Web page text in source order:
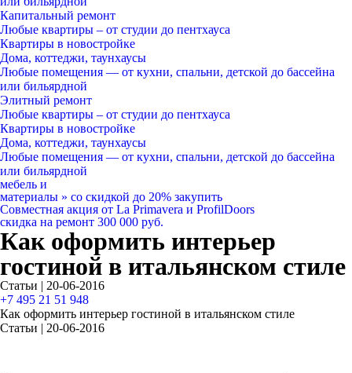
Капитальный ремонт
Любые квартиры – от студии до пентхауса
Квартиры в новостройке
Дома, коттеджи, таунхаусы
Любые помещения — от кухни, спальни, детской до бассейна
или бильярдной
Элитный ремонт
Любые квартиры – от студии до пентхауса
Квартиры в новостройке
Дома, коттеджи, таунхаусы
Любые помещения — от кухни, спальни, детской до бассейна
или бильярдной
мебель и
материалы » со скидкой до 20% закупить
Совместная акция от La Primavera и ProfilDoors
скидка на ремонт 300 000 руб.
Как оформить интерьер
гостиной в итальянском стиле
Статьи | 20-06-2016
+7 495 21 51 948
Как оформить интерьер гостиной в итальянском стиле
Статьи | 20-06-2016